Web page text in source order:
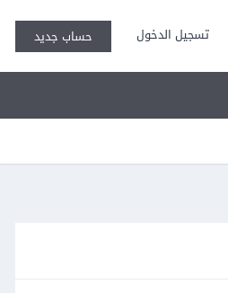
تسجيل الدخول حساب جديد